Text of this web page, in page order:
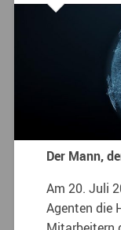
Der Mann,
Am 20. Juli
Agenten die